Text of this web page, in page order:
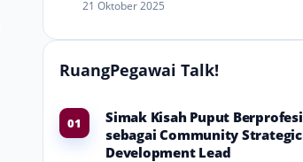
21 Oktober 2025
RuangPegawai Talk!
01
Simak Kisah Puput Berprofesi
sebagai Community Strategic
Development Lead